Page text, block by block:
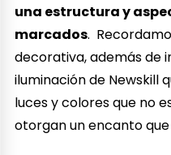
una estructura y
marcados.
decorativa, además de
iluminación de Newskill
luces y colores que no
otorgan un encanto